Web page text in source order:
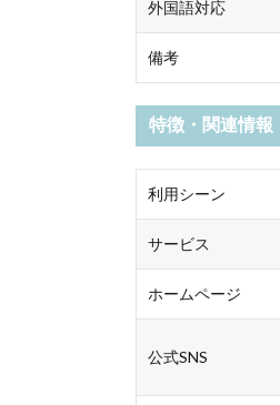
外国語対応
備考
特徴・関連情報
利用シーン
サービス
ホームページ
公式SNS